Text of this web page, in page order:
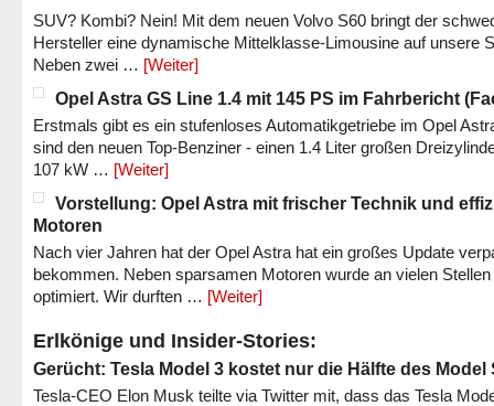
SUV? Kombi? Nein! Mit dem neuen Volvo S60 bringt der
Hersteller eine dynamische Mittelklasse-Limousine auf unsere
Neben zwei … [Weiter]
Opel Astra GS Line 1.4 mit 145 PS im Fahrbericht
Erstmals gibt es ein stufenloses Automatikgetriebe im Opel
sind den neuen Top-Benziner - einen 1.4 Liter großen
107 kW … [Weiter]
Vorstellung: Opel Astra mit frischer Technik und
Motoren
Nach vier Jahren hat der Opel Astra hat ein großes Update
bekommen. Neben sparsamen Motoren wurde an vielen Stellen
optimiert. Wir durften … [Weiter]
Erlkönige und Insider-Stories:
Gerücht: Tesla Model 3 kostet nur die Hälfte des Model
Tesla-CEO Elon Musk teilte via Twitter mit, dass das Tesla